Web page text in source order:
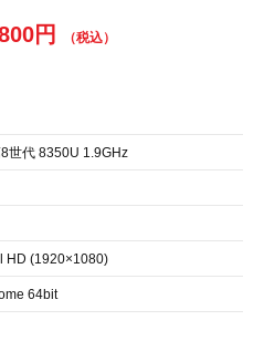
円
世代 8350U 1.9GHz
HD (1920×1080)
64bit